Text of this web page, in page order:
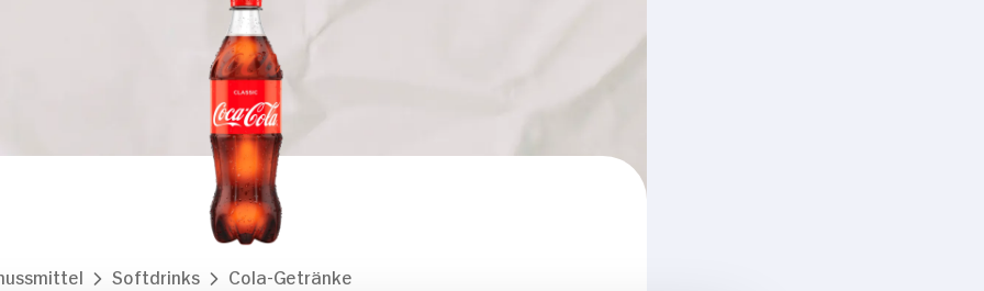
Softdrinks Cola-Getränke